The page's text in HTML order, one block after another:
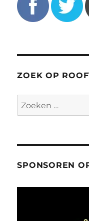
ZOEK OP
Zoeken
naar:
SPONSOREN